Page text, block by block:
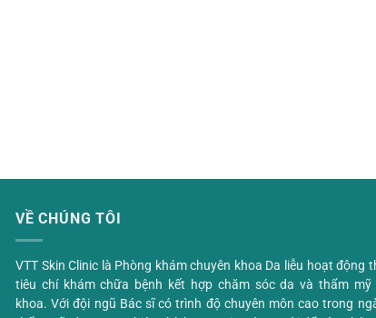
VỀ CHÚNG TÔI
VTT Skin Clinic là Phòng khám chuyên khoa Da liễu hoạt động
tiêu chí khám chữa bệnh kết hợp chăm sóc da và thẩm mỹ
khoa. Với đội ngũ Bác sĩ có trình độ chuyên môn cao trong